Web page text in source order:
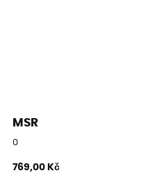
Dvojité
MSR
0
769,00 Kč